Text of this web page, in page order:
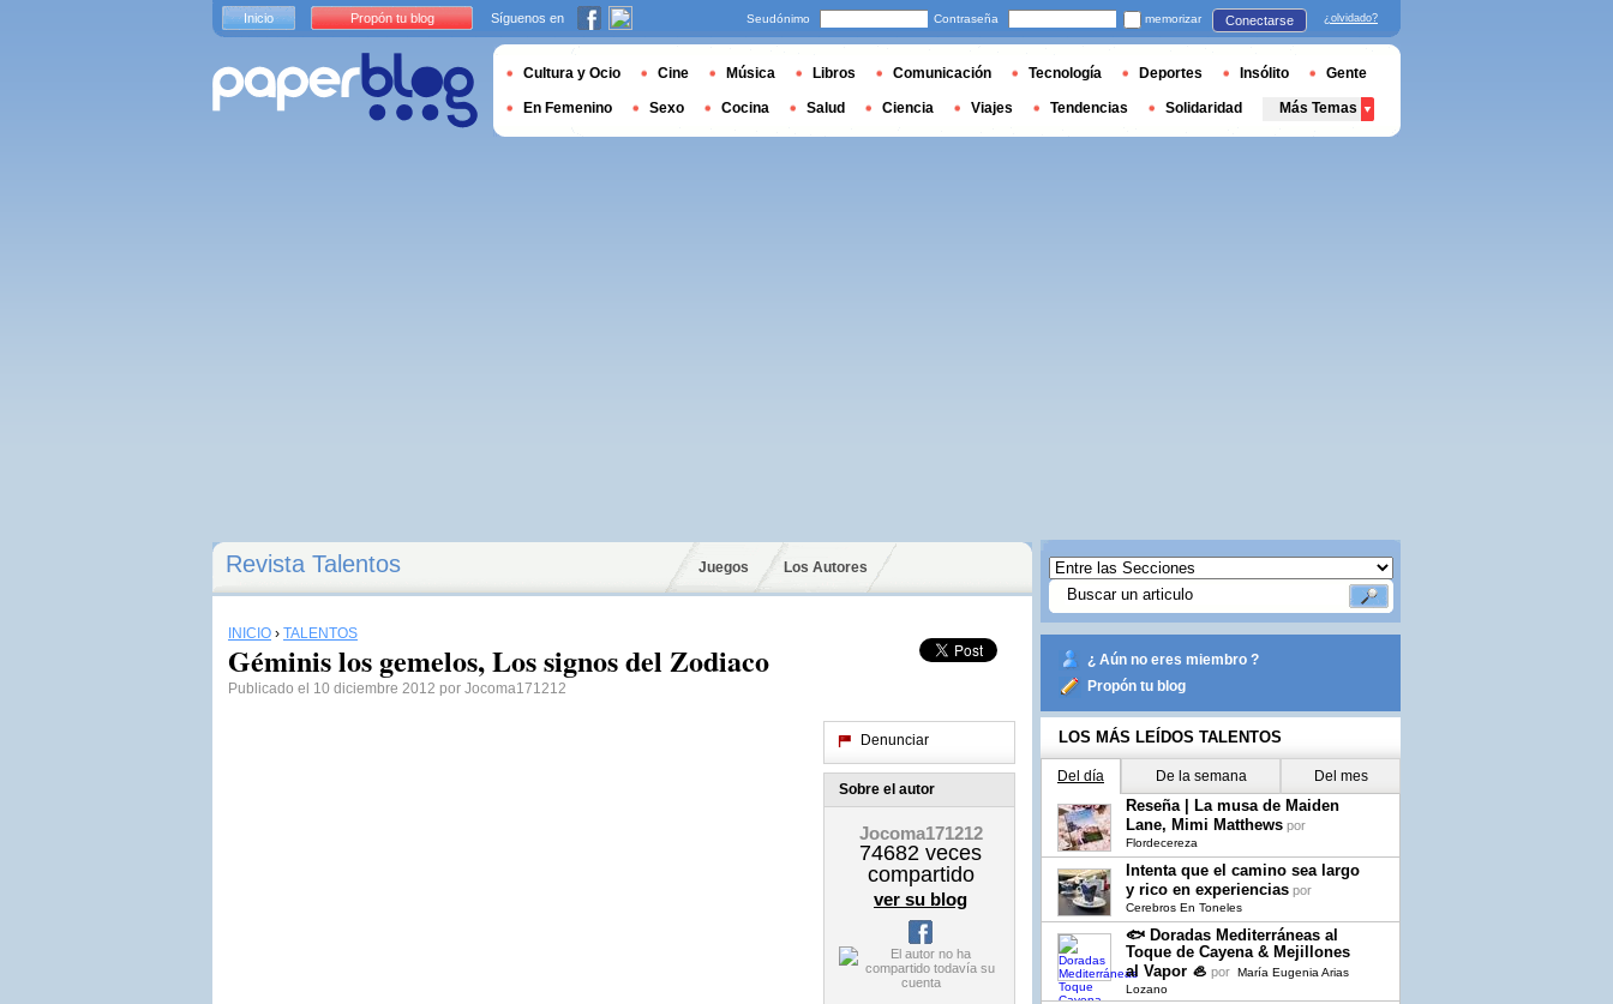
Revista Talentos Juegos Los Autores
INICIO › TALENTOS
Géminis los gemelos, Los signos del Zodiaco
Publicado el 10 diciembre 2012 por Jocoma171212
Denunciar
Sobre el autor
Jocoma171212
74682 veces
compartido
ver su blog
¿ Aún no eres miembro ?
Propón tu blog
LOS MÁS LEÍDOS TALENTOS
Del día De la semana Del mes
Reseña | La musa de Maiden
Lane, Mimi Matthews por
Flordecereza
Intenta que el camino sea largo
y rico en experiencias por
Cerebros En Toneles
🐟 Doradas Mediterráneas al
Toque de Cayena & Mejillones
al Vapor 🦪 por María Eugenia Arias
Lozano
Inicio Propón tu blog Síguenos en Seudónimo Contraseña memorizar Conectarse ¿olvidado?
Cultura y Ocio Cine Música Libros Comunicación Tecnología Deportes Insólito Gente
En Femenino Sexo Cocina Salud Ciencia Viajes Tendencias Solidaridad Más Temas